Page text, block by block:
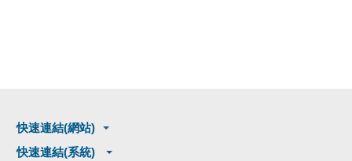
快速連結(網站)
快速連結(系統)